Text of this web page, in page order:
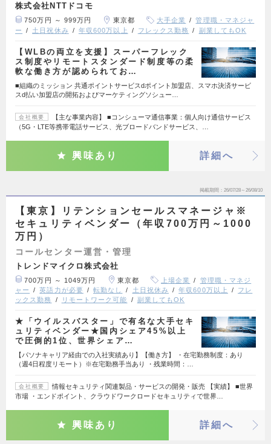
株式会社NTTドコモ
750万円 ～ 999万円 東京都 大手企業
管理職・マネジャ
ー
土日祝休み 年収600万以上 フレックス勤務 副業してもOK
【WLBの両立を支援】スーパーフレック
ス制度やリモートスタンダード制度等の柔
軟な働き方が認められてお…
■組織のミッション 共通ポイントサービスdポイント加盟店、スマホ決済サービ
スd払い加盟店の開拓およびマーケティングソシュー…
会社概要
【主な事業内容】 ■コンシューマ通信事業：個人向け通信サービス
（5G・LTE等携帯電話サービス、光ブロードバンドサービス、…
興味あり 詳細へ
掲載期間 26/07/28～26/08/10
【東京】リテンションセールスマネージャ※
セキュリティベンダー（年収700万円～1000
万円）
コールセンター運営・管理
トレンドマイクロ株式会社
700万円 ～ 1049万円 東京都 上場企業
管理職・マネジ
ャー
英語力が必要 転勤なし 土日祝休み 年収600万以上
フレ
ックス勤務
リモートワーク可能 副業してもOK
★「ウイルスバスター」で有名な大手セキ
ュリティベンダー★国内シェア45%以上
で圧倒的1位、世界シェア…
【パソナキャリア経由での入社実績あり】【働き方】 ・在宅勤務制度：あり
（週4日程度リモート）※在宅勤務手当あり ・残業時間：…
会社概要
情報セキュリティ関連製品・サービスの開発・販売 【実績】 ■世界
市場 ・エンドポイント、クラウドワークロードセキュリティで世界…
興味あり 詳細へ